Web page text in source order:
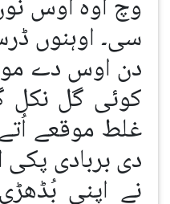
وچ اوہ اوس
سی۔ اوہنوں
دن اوس دے
کوئی گل نکل
غلط موقعے
دی بربادی
نے اپنی